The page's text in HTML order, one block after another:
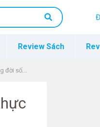
Review Sách
sống